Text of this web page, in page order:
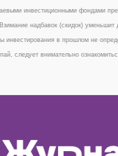
инвестиционными фондами
надбавок (скидок)
инвестирования в прошлом не
следует внимательно